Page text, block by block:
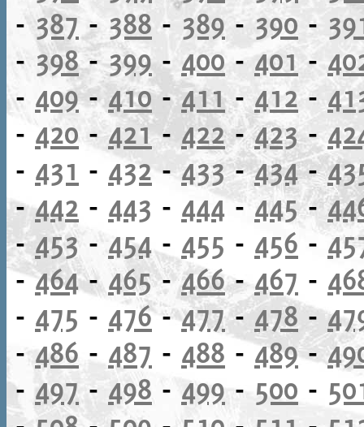
-387 -388 - 389 - 390 -
- 398-399-400 - 401 -
- 409-410-411- 412-
- 420 -421- 422-423-
- 431 - 432-433-434-
-442 - 443 - 444- 445-
-453-454- 455 - 456 -
-464-465-466-467 -
- 475 - 476-477-478-
-486 - 487 - 488 -489-
- 497 -498 - 499- 500 -